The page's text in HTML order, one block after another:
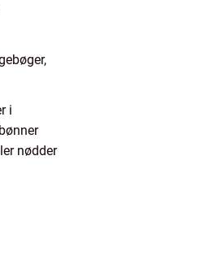
i
nødder